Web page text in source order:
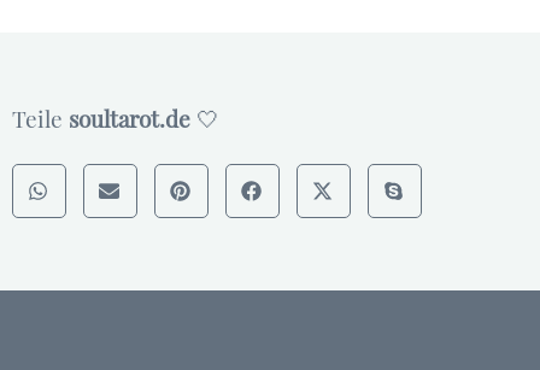
Teile soultarot.de 🤍